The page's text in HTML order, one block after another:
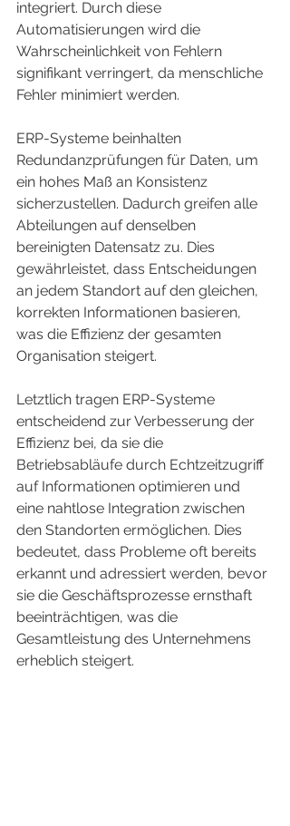
integriert. Durch diese
Automatisierungen wird die
Wahrscheinlichkeit von Fehlern
signifikant verringert, da menschliche
Fehler minimiert werden.
ERP-Systeme beinhalten
Redundanzprüfungen für Daten, um
ein hohes Maß an Konsistenz
sicherzustellen. Dadurch greifen alle
Abteilungen auf denselben
bereinigten Datensatz zu. Dies
gewährleistet, dass Entscheidungen
an jedem Standort auf den gleichen,
korrekten Informationen basieren,
was die Effizienz der gesamten
Organisation steigert.
Letztlich tragen ERP-Systeme
entscheidend zur Verbesserung der
Effizienz bei, da sie die
Betriebsabläufe durch Echtzeitzugriff
auf Informationen optimieren und
eine nahtlose Integration zwischen
den Standorten ermöglichen. Dies
bedeutet, dass Probleme oft bereits
erkannt und adressiert werden, bevor
sie die Geschäftsprozesse ernsthaft
beeinträchtigen, was die
Gesamtleistung des Unternehmens
erheblich steigert.